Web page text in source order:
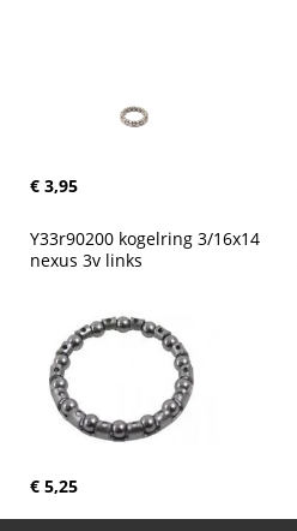
€ 3,95
Y33r90200 kogelring 3/16x14
nexus 3v links
€ 5,25